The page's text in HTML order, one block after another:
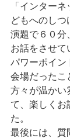
「インター
どもへのしつ
演題で６０分
お話をさせて
パワーポイン
会場だったこ
方々が温かい
て、楽しくお
た。
最後には、質